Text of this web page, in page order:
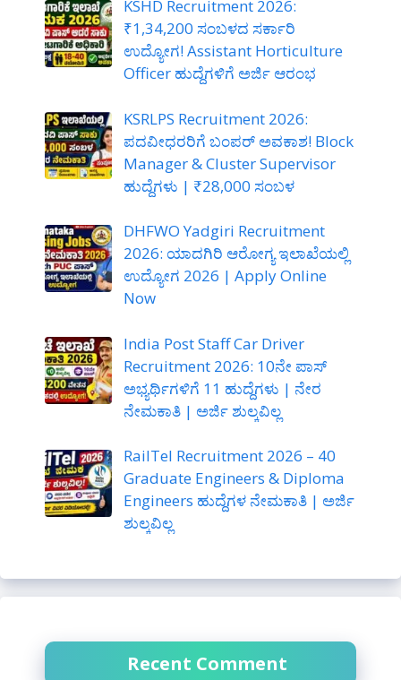
KSHD Recruitment 2026:
₹1,34,200 ಸಂಬಳದ ಸರ್ಕಾರಿ
ಉದ್ಯೋಗ! Assistant Horticulture
Officer ಹುದ್ದೆಗಳಿಗೆ ಅರ್ಜಿ ಆರಂಭ
KSRLPS Recruitment 2026:
ಪದವೀಧರರಿಗೆ ಬಂಪರ್ ಅವಕಾಶ! Block
Manager & Cluster Supervisor
ಹುದ್ದೆಗಳು | ₹28,000 ಸಂಬಳ
DHFWO Yadgiri Recruitment
2026: ಯಾದಗಿರಿ ಆರೋಗ್ಯ ಇಲಾಖೆಯಲ್ಲಿ
ಉದ್ಯೋಗ 2026 | Apply Online
Now
India Post Staff Car Driver
Recruitment 2026: 10ನೇ ಪಾಸ್
ಅಭ್ಯರ್ಥಿಗಳಿಗೆ 11 ಹುದ್ದೆಗಳು | ನೇರ
ನೇಮಕಾತಿ | ಅರ್ಜಿ ಶುಲ್ಕವಿಲ್ಲ
RailTel Recruitment 2026 – 40
Graduate Engineers & Diploma
Engineers ಹುದ್ದೆಗಳ ನೇಮಕಾತಿ | ಅರ್ಜಿ
ಶುಲ್ಕವಿಲ್ಲ
Recent Comment